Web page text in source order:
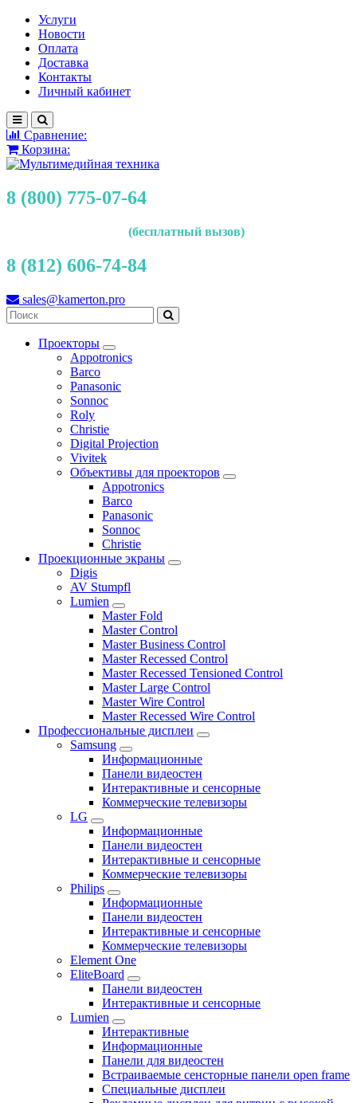
Услуги
Новости
Оплата
Доставка
Контакты
Личный кабинет
Сравнение:
Корзина:
8 (800) 775-07-64
(бесплатный вызов)
8 (812) 606-74-84
sales@kamerton.pro
Проекторы
Appotronics
Barco
Panasonic
Sonnoc
Roly
Christie
Digital Projection
Vivitek
Объективы для проекторов
Appotronics
Barco
Panasonic
Sonnoc
Сhristie
Проекционные экраны
Digis
AV Stumpfl
Lumien
Master Fold
Master Control
Master Business Control
Master Recessed Control
Master Recessed Tensioned Control
Master Large Control
Master Wire Control
Master Recessed Wire Control
Профессиональные дисплеи
Samsung
Информационные
Панели видеостен
Интерактивные и сенсорные
Коммерческие телевизоры
LG
Информационные
Панели видеостен
Интерактивные и сенсорные
Коммерческие телевизоры
Philips
Информационные
Панели видеостен
Интерактивные и сенсорные
Коммерческие телевизоры
Element One
EliteBoard
Панели видеостен
Интерактивные и сенсорные
Lumien
Интерактивные
Информационные
Панели для видеостен
Встраиваемые сенсторные панели open frame
Специальные дисплеи